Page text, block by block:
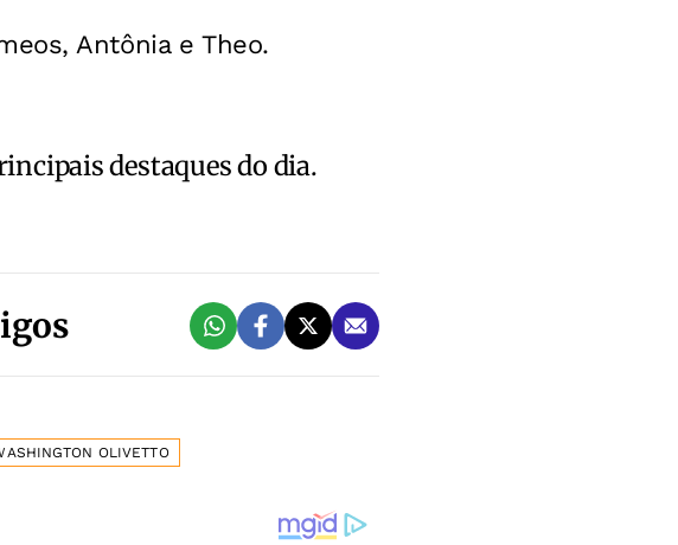
Antônia e Theo.
destaques do dia.
OLIVETTO